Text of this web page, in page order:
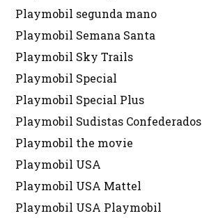
Playmobil segunda mano
Playmobil Semana Santa
Playmobil Sky Trails
Playmobil Special
Playmobil Special Plus
Playmobil Sudistas Confederados
Playmobil the movie
Playmobil USA
Playmobil USA Mattel
Playmobil USA Playmobil